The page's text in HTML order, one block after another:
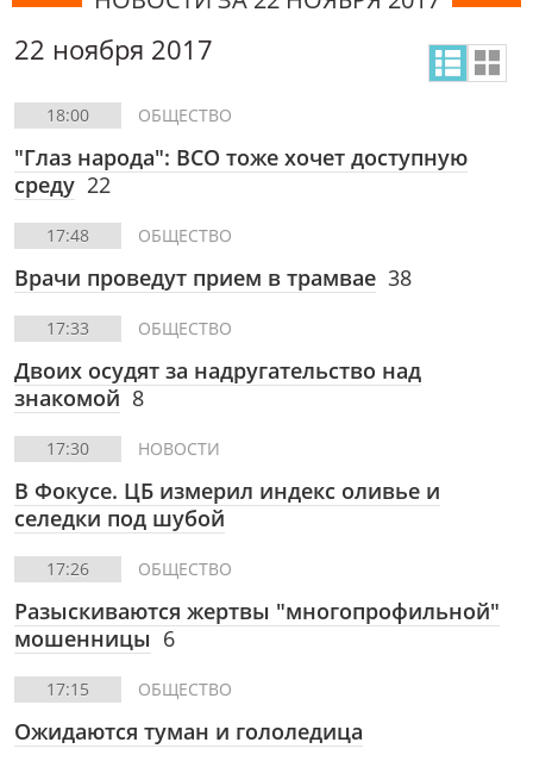
22 ноября 2017
18:00 ОБЩЕСТВО
"Глаз народа": ВСО тоже хочет доступную
среду 22
17:48 ОБЩЕСТВО
Врачи проведут прием в трамвае 38
17:33 ОБЩЕСТВО
Двоих осудят за надругательство над
знакомой 8
17:30 НОВОСТИ
В Фокусе. ЦБ измерил индекс оливье и
селедки под шубой
17:26 ОБЩЕСТВО
Разыскиваются жертвы "многопрофильной"
мошенницы 6
17:15 ОБЩЕСТВО
Ожидаются туман и гололедица